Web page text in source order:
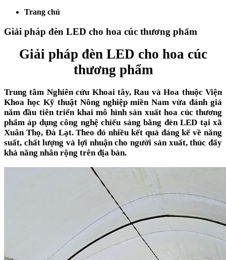
Trang chủ
Giải pháp đèn LED cho hoa cúc thương phẩm
Giải pháp đèn LED cho hoa cúc
thương phẩm
Trung tâm Nghiên cứu Khoai tây, Rau và Hoa thuộc Viện
Khoa học Kỹ thuật Nông nghiệp miền Nam vừa đánh giá
năm đầu tiên triển khai mô hình sản xuất hoa cúc thương
phẩm áp dụng công nghệ chiếu sáng bằng đèn LED tại xã
Xuân Thọ, Đà Lạt. Theo đó nhiều kết quả đáng kể về năng
suất, chất lượng và lợi nhuận cho người sản xuất, thúc đẩy
khả năng nhân rộng trên địa bàn.